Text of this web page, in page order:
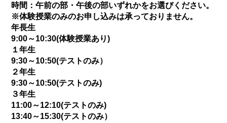
時間：午前の部・午後の部いずれかをお選びください。
※体験授業のみのお申し込みは承っておりません。
年長生
9:00～10:30(体験授業あり)
１年生
9:30～10:50(テストのみ）
２年生
9:30～10:50(テストのみ)
３年生
11:00～12:10(テストのみ)
13:40～15:30(テストのみ）